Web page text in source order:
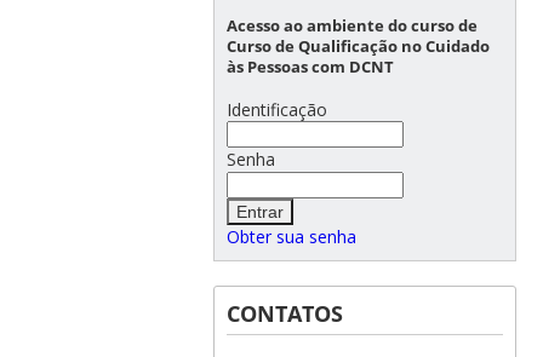
Acesso ao ambiente do curso de
Curso de Qualificação no Cuidado
às Pessoas com DCNT
Identificação
Senha
Obter sua senha
CONTATOS